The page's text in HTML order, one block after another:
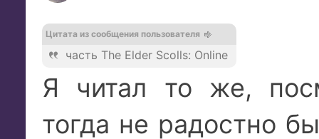
Цитата из сообщения пользователя
часть The Elder Scolls: Online
Я читал то же,
тогда не радостно